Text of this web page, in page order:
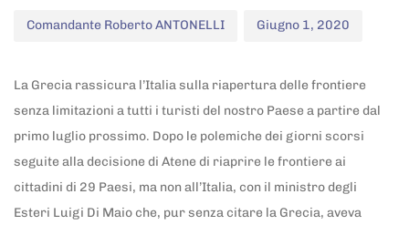
Comandante Roberto ANTONELLI Giugno 1, 2020
La Grecia rassicura l’Italia sulla riapertura delle frontiere
senza limitazioni a tutti i turisti del nostro Paese a partire dal
primo luglio prossimo. Dopo le polemiche dei giorni scorsi
seguite alla decisione di Atene di riaprire le frontiere ai
cittadini di 29 Paesi, ma non all’Italia, con il ministro degli
Esteri Luigi Di Maio che, pur senza citare la Grecia, aveva